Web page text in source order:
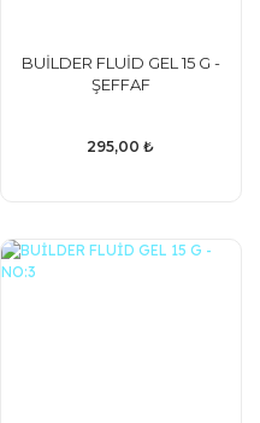
BUİLDER FLUİD GEL 15 G -
ŞEFFAF
295,00 ₺